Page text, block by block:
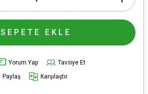
SEPETE EKLE
Yorum Yap
Tavsiye Et
Paylaş Karşılaştır